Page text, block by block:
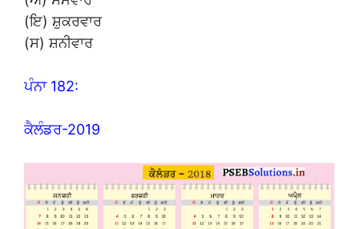
(ਇ) ਸ਼ੁਕਰਵਾਰ
(ਸ) ਸ਼ਨੀਵਾਰ
ਪੰਨਾ 182:
ਕੈਲੰਡਰ-2019